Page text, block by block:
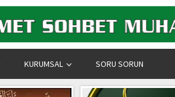
KURUMSAL SORU SORUN